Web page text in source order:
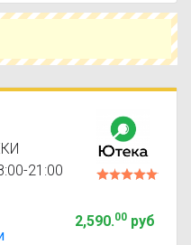
поможет
21:00
2,590.00руб